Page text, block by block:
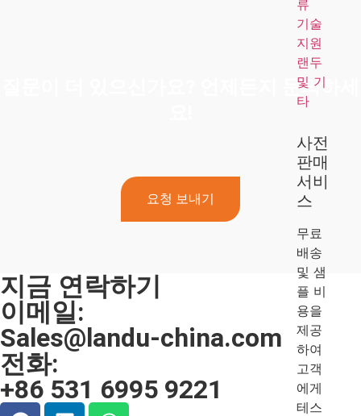
류
기술
지원
랜두
및 기
타
사전
판매
서비
스
무료
배송
및 샘
플 비
용을
제공
하여
고객
에게
테스
질문이 더 있으신가요? 언제든지 문의하세
궁금한 점이 더 있거나 도움이 필요하면 주저하지 말고 전담팀
요청 보내기
지금 연락하기
이메일:
Sales@landu-china.com
전화:
+86 531 6995 9221